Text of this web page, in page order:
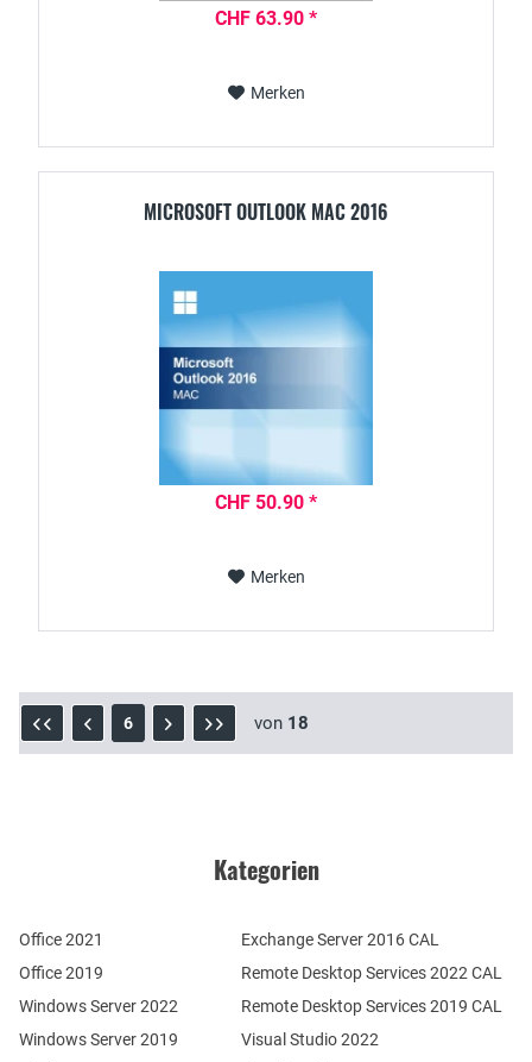
CHF 63.90 *
Merken
MICROSOFT OUTLOOK MAC 2016
CHF 50.90 *
Merken
6 von 18
Kategorien
Office 2021
Office 2019
Windows Server 2022
Windows Server 2019
Remote Desktop Services 2022 CAL
Remote Desktop Services 2019 CAL
Exchange Server 2016 CAL
Visual Studio 2022